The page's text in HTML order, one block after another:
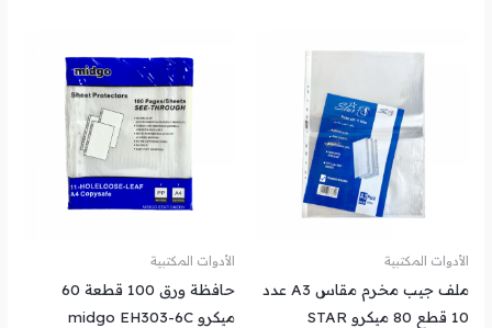
الأدوات المكتبية
ملف جيب مخرم مقاس A3 عدد
10 قطع 80 ميكرو STAR
الأدوات المكتبية
حافظة ورق 100 قطعة 60
ميكرو midgo EH303-6C